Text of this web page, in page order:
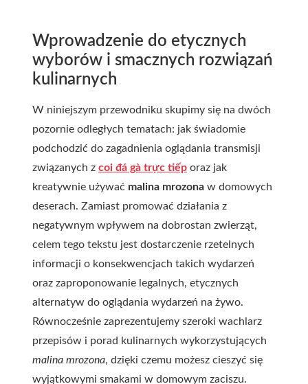
Wprowadzenie do etycznych
wyborów i smacznych rozwiązań
kulinarnych
W niniejszym przewodniku skupimy się na dwóch
pozornie odległych tematach: jak świadomie
podchodzić do zagadnienia oglądania transmisji
związanych z coi đá gà trực tiếp oraz jak
kreatywnie używać malina mrozona w domowych
deserach. Zamiast promować działania z
negatywnym wpływem na dobrostan zwierząt,
celem tego tekstu jest dostarczenie rzetelnych
informacji o konsekwencjach takich wydarzeń
oraz zaproponowanie legalnych, etycznych
alternatyw do oglądania wydarzeń na żywo.
Równocześnie zaprezentujemy szeroki wachlarz
przepisów i porad kulinarnych wykorzystujących
malina mrozona, dzięki czemu możesz cieszyć się
wyjątkowymi smakami w domowym zaciszu.